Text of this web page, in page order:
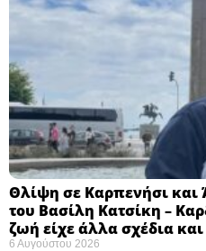
Θλίψη σε Καρπενήσι και
του Βασίλη Κατσίκη –
ζωή είχε άλλα σχέδια
6 Αυγούστου 2026